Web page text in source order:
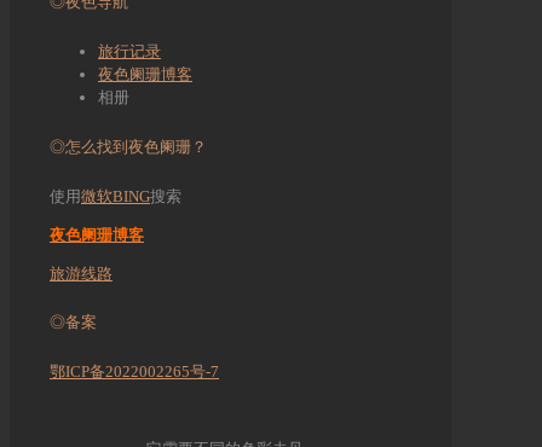
旅行记录
夜色阑珊博客
相册
◎怎么找到夜色阑珊？
使用微软BING搜索
夜色阑珊博客
旅游线路
◎备案
鄂ICP备2022002265号-7